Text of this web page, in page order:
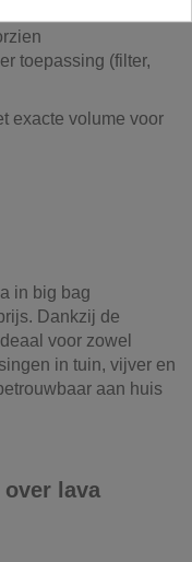
toepassing (filter,
exacte volume voor
in big bag
Dankzij de
voor zowel
in tuin, vijver en
aan huis
over lava